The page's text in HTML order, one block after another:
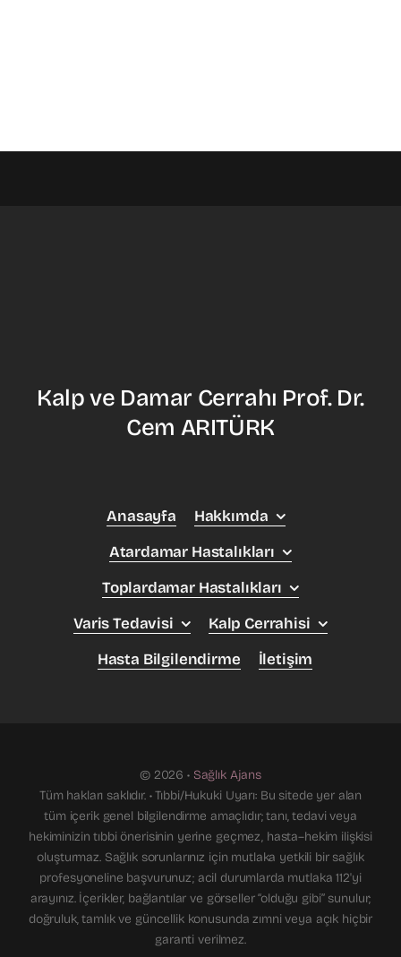
Kalp ve Damar Cerrahı Prof. Dr.
Cem ARITÜRK
Anasayfa
Hakkımda
Atardamar Hastalıkları
Toplardamar Hastalıkları
Varis Tedavisi
Kalp Cerrahisi
Hasta Bilgilendirme
İletişim
© 2026 • Sağlık Ajans
Tüm hakları saklıdır. • Tıbbi/Hukuki Uyarı: Bu sitede yer alan
tüm içerik genel bilgilendirme amaçlıdır; tanı, tedavi veya
hekiminizin tıbbi önerisinin yerine geçmez, hasta–hekim ilişkisi
oluşturmaz. Sağlık sorunlarınız için mutlaka yetkili bir sağlık
profesyoneline başvurunuz; acil durumlarda mutlaka 112'yi
arayınız. İçerikler, bağlantılar ve görseller “olduğu gibi” sunulur;
doğruluk, tamlık ve güncellik konusunda zımni veya açık hiçbir
garanti verilmez.